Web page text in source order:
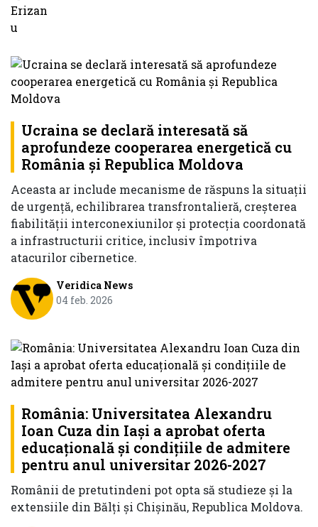
Ucraina se declară interesată să
aprofundeze cooperarea energetică cu
România şi Republica Moldova
Aceasta ar include mecanisme de răspuns la situaţii
de urgenţă, echilibrarea transfrontalieră, creşterea
fiabilităţii interconexiunilor şi protecţia coordonată
a infrastructurii critice, inclusiv împotriva
atacurilor cibernetice.
Veridica News
04 feb. 2026
România: Universitatea Alexandru
Ioan Cuza din Iaşi a aprobat oferta
educaţională şi condiţiile de admitere
pentru anul universitar 2026-2027
Românii de pretutindeni pot opta să studieze şi la
extensiile din Bălţi şi Chişinău, Republica Moldova.